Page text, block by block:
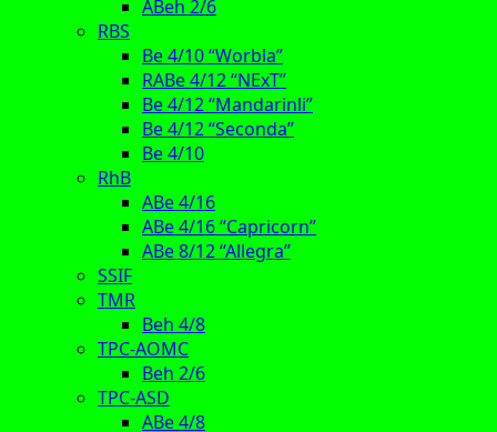
ABeh 2/6
RBS
Be 4/10 “Worbla”
RABe 4/12 “NExT”
Be 4/12 “Mandarinli”
Be 4/12 “Seconda”
Be 4/10
RhB
ABe 4/16
ABe 4/16 “Capricorn”
ABe 8/12 “Allegra”
SSIF
TMR
Beh 4/8
TPC-AOMC
Beh 2/6
TPC-ASD
ABe 4/8